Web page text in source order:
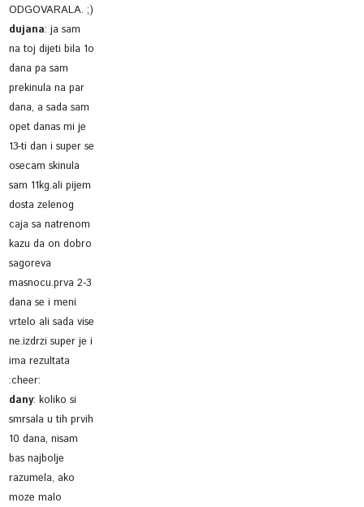
ODGOVARALA. ;)
dujana:ja sam
na toj dijeti bila 1o
dana pa sam
prekinula na par
dana, a sada sam
opet danas mi je
13-ti dan i super se
osecam skinula
sam 11kg.ali pijem
dosta zelenog
caja sa natrenom
kazu da on dobro
sagoreva
masnocu.prva 2-3
dana se i meni
vrtelo ali sada vise
ne.izdrzi super je i
ima rezultata
:cheer:
dany:koliko si
smrsala u tih prvih
10 dana, nisam
bas najbolje
razumela, ako
moze malo